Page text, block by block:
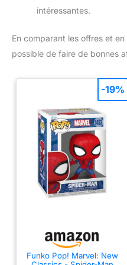
intéressantes.
En comparant les offres et
possible de faire de bonnes
Funko Pop! Marvel: New
-19%